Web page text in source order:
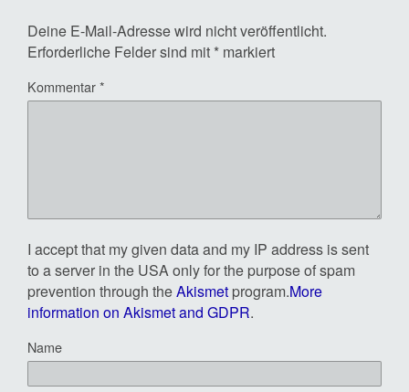
Deine E-Mail-Adresse wird nicht veröffentlicht.
Erforderliche Felder sind mit * markiert
Kommentar*
I accept that my given data and my IP address is sent
to a server in the USA only for the purpose of spam
prevention through theAkismet program.More
information on Akismet and GDPR.
Name